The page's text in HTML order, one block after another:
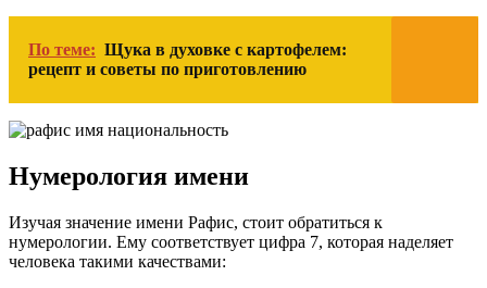
По теме: Щука в духовке с картофелем:
рецепт и советы по приготовлению
Нумерология имени
Изучая значение имени Рафис, стоит обратиться к
нумерологии. Ему соответствует цифра 7, которая наделяет
человека такими качествами: